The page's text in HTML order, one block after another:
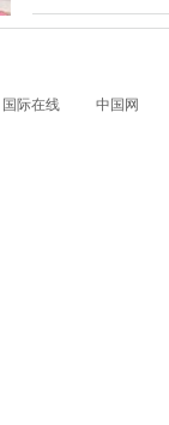
国际在线 中国网